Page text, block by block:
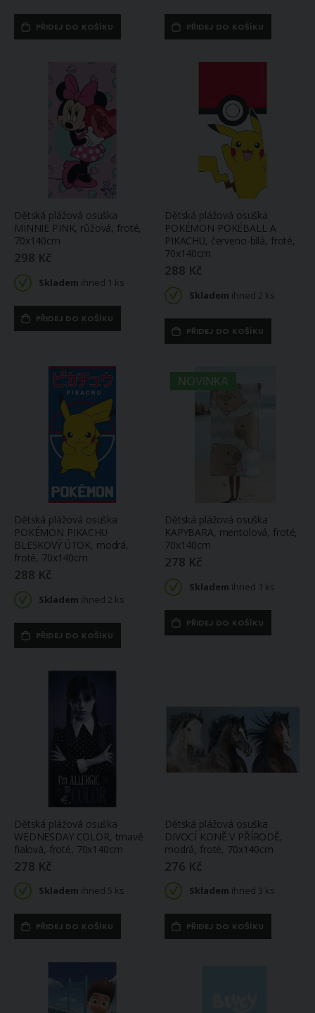
PŘIDEJ DO KOŠÍKU PŘIDEJ DO KOŠÍKU
Dětská plážová osuška
MINNIE PINK, růžová, froté,
70x140cm
298 Kč
Skladem ihned 1 ks
PŘIDEJ DO KOŠÍKU
Dětská plážová osuška
POKÉMON POKÉBALL A
PIKACHU, červeno-bílá, froté,
70x140cm
288 Kč
Skladem ihned 2 ks
PŘIDEJ DO KOŠÍKU
Dětská plážová osuška
POKÉMON PIKACHU
BLESKOVÝ ÚTOK, modrá,
froté, 70x140cm
288 Kč
Skladem ihned 2 ks
PŘIDEJ DO KOŠÍKU
NOVINKA
Dětská plážová osuška
KAPYBARA, mentolová, froté,
70x140cm
278 Kč
Skladem ihned 1 ks
PŘIDEJ DO KOŠÍKU
Dětská plážová osuška
WEDNESDAY COLOR, tmavě
fialová, froté, 70x140cm
278 Kč
Skladem ihned 5 ks
PŘIDEJ DO KOŠÍKU
Dětská plážová osuška
DIVOCÍ KONĚ V PŘÍRODĚ,
modrá, froté, 70x140cm
276 Kč
Skladem ihned 3 ks
PŘIDEJ DO KOŠÍKU